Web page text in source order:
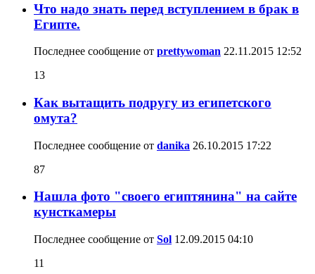
Что надо знать перед вступлением в брак в
Египте.
Последнее сообщение от prettywoman 22.11.2015 12:52
13
Как вытащить подругу из египетского
омута?
Последнее сообщение от danika 26.10.2015 17:22
87
Нашла фото "своего египтянина" на сайте
кунсткамеры
Последнее сообщение от Sol 12.09.2015 04:10
11